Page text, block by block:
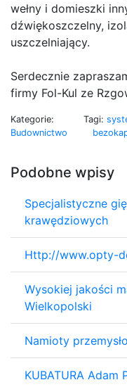
wełny i domieszki
dźwiękoszczelny,
uszczelniający.
Serdecznie
firmy Fol-Kul ze
Kategorie:
Budownictwo
Tagi:
Podobne wpisy
Specjalistyczne
krawędziowych
Http://www.opty-
Wysokiej jakości
Wielkopolski
Namioty
KUBATURA Adam